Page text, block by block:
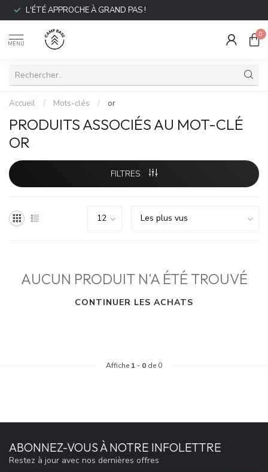
L'ÉTÉ APPROCHE À GRAND PAS !
MENU
0
Accueil / Mots-clés / or
PRODUITS ASSOCIÉS AU MOT-CLÉ
OR
FILTRES
AUCUN PRODUIT N'A ÉTÉ TROUVÉ
CONTINUER LES ACHATS
Affiche 1 - 0 de 0
ABONNEZ-VOUS À NOTRE INFOLETTRE
Restez à jour avec nos dernières offres